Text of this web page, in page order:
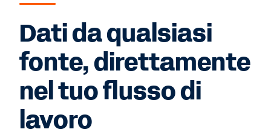
Risorse
Contattaci
Dati da qualsiasi
fonte, direttamente
nel tuo flusso di
lavoro